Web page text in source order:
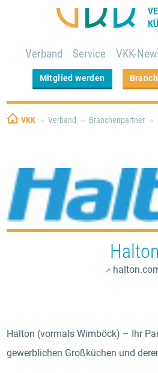
Verband Service VKK-
Mitglied werden
VKK Verband Branchenpartner
Halton
Halton (vormals Wimböck) – Ihr
gewerblichen Großküchen und